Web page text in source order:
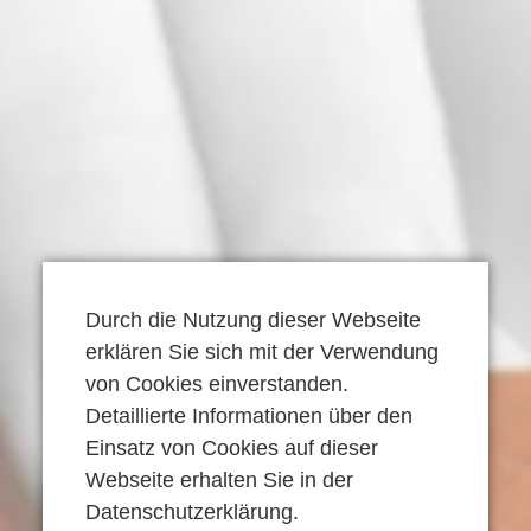
Anfrage stellen
…genauer betrachtet
Voraussetzungen
Leistungen
Aufgaben
Kontakt
Anfahrt
Durch die Nutzung dieser Webseite
erklären Sie sich mit der Verwendung
von Cookies einverstanden.
Detaillierte Informationen über den
Einsatz von Cookies auf dieser
Webseite erhalten Sie in der
Datenschutzerklärung.